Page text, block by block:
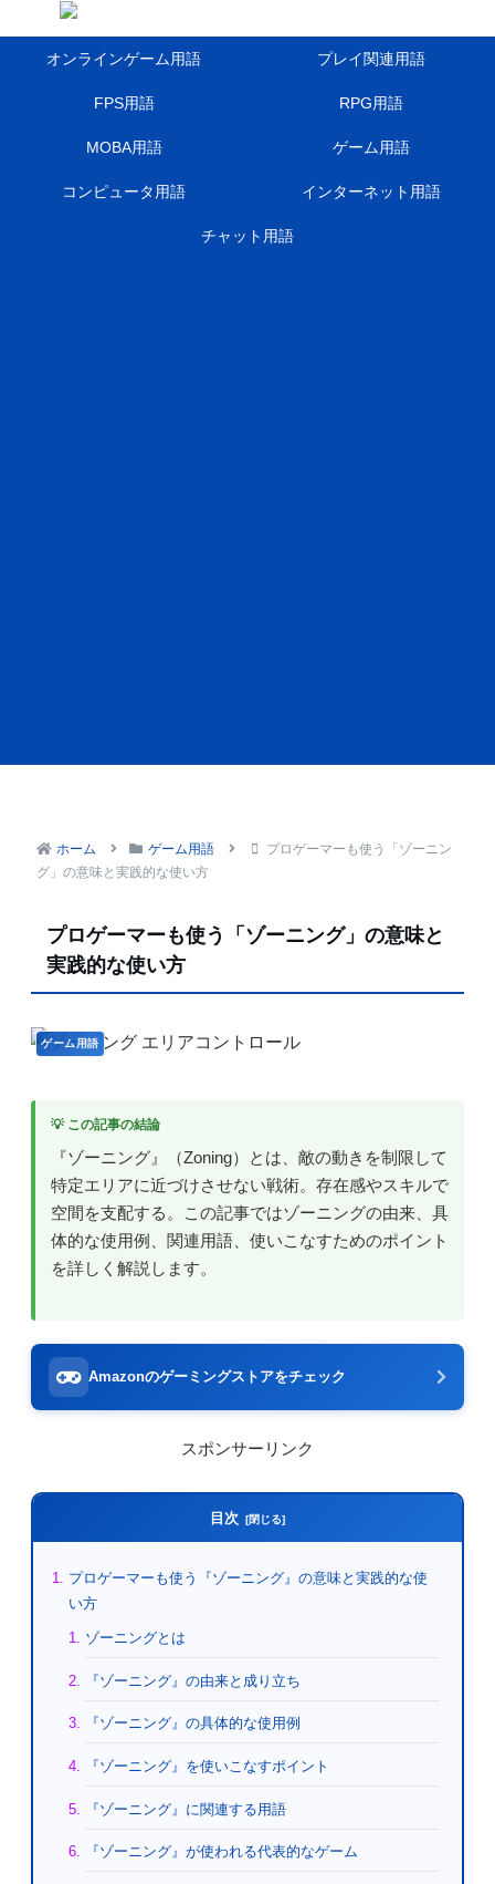
オンラインゲーム用語 プレイ関連用語
FPS用語 RPG用語
MOBA用語 ゲーム用語
コンピュータ用語 インターネット用語
チャット用語
ホーム ゲーム用語
プロゲーマーも使う「ゾーニン
グ」の意味と実践的な使い方
プロゲーマーも使う「ゾーニング」の意味と
実践的な使い方
ゲーム用語
💡 この記事の結論
『ゾーニング』（Zoning）とは、敵の動きを制限して
特定エリアに近づけさせない戦術。存在感やスキルで
空間を支配する。この記事ではゾーニングの由来、具
体的な使用例、関連用語、使いこなすためのポイント
を詳しく解説します。
Amazonのゲーミングストアをチェック
スポンサーリンク
目次
プロゲーマーも使う『ゾーニング』の意味と実践的な使
い方
ゾーニングとは
『ゾーニング』の由来と成り立ち
『ゾーニング』の具体的な使用例
『ゾーニング』を使いこなすポイント
『ゾーニング』に関連する用語
『ゾーニング』が使われる代表的なゲーム